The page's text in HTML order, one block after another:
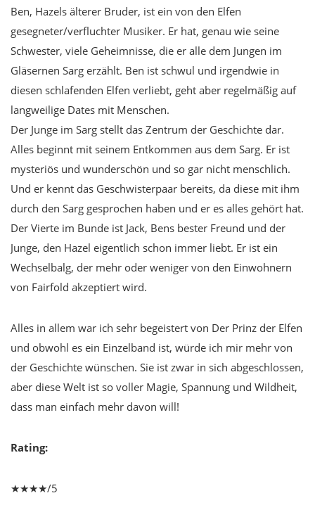
Ben, Hazels älterer Bruder, ist ein von den Elfen
gesegneter/verfluchter Musiker. Er hat, genau wie seine
Schwester, viele Geheimnisse, die er alle dem Jungen im
Gläsernen Sarg erzählt. Ben ist schwul und irgendwie in
diesen schlafenden Elfen verliebt, geht aber regelmäßig auf
langweilige Dates mit Menschen.
Der Junge im Sarg stellt das Zentrum der Geschichte dar.
Alles beginnt mit seinem Entkommen aus dem Sarg. Er ist
mysteriös und wunderschön und so gar nicht menschlich.
Und er kennt das Geschwisterpaar bereits, da diese mit ihm
durch den Sarg gesprochen haben und er es alles gehört hat.
Der Vierte im Bunde ist Jack, Bens bester Freund und der
Junge, den Hazel eigentlich schon immer liebt. Er ist ein
Wechselbalg, der mehr oder weniger von den Einwohnern
von Fairfold akzeptiert wird.
Alles in allem war ich sehr begeistert von Der Prinz der Elfen
und obwohl es ein Einzelband ist, würde ich mir mehr von
der Geschichte wünschen. Sie ist zwar in sich abgeschlossen,
aber diese Welt ist so voller Magie, Spannung und Wildheit,
dass man einfach mehr davon will!
Rating:
★★★★/5